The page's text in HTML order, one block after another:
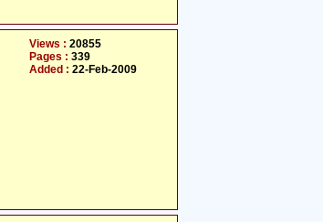
Views : 20855
Pages : 339
Added : 22-Feb-2009